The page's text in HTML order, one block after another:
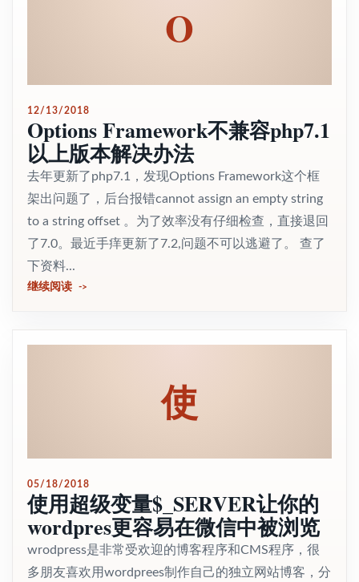
O
12/13/2018
Options Framework不兼容php7.1
以上版本解决办法
去年更新了php7.1，发现Options Framework这个框
架出问题了，后台报错cannot assign an empty string
to a string offset 。为了效率没有仔细检查，直接退回
了7.0。最近手痒更新了7.2,问题不可以逃避了。 查了
下资料...
继续阅读
使
05/18/2018
使用超级变量$_SERVER让你的
wordpres更容易在微信中被浏览
wrodpress是非常受欢迎的博客程序和CMS程序，很
多朋友喜欢用wordprees制作自己的独立网站博客，分